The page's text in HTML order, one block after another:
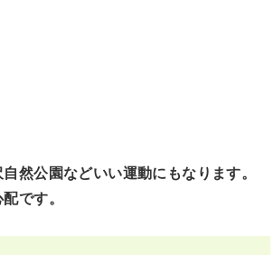
然公園などいい運動にもなります。
配です。